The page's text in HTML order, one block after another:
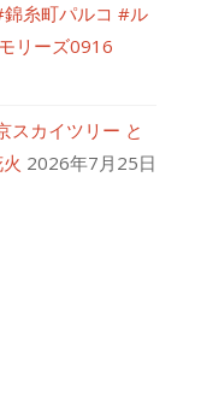
糸町パルコ #ル
リーズ0916
スカイツリー と
2026年7月25日